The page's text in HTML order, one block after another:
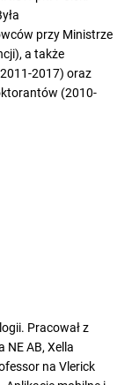
przy Ministrze
a także
2017) oraz
(2010-
Pracował z
NE AB, Xella
na Vlerick